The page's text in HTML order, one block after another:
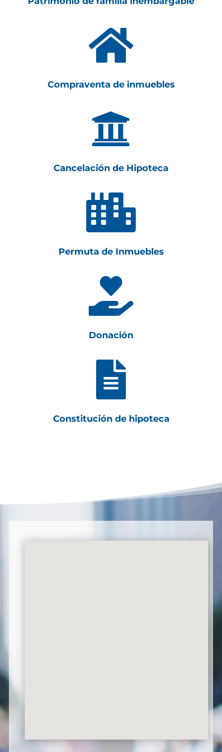

Compraventa de inmuebles

Cancelación de Hipoteca

Permuta de Inmuebles

Donación

Constitución de hipoteca